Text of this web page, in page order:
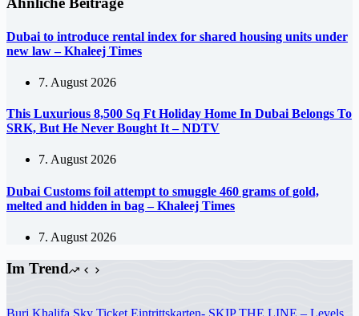
Dubai to introduce rental index for shared housing units under
new law – Khaleej Times
7. August 2026
This Luxurious 8,500 Sq Ft Holiday Home In Dubai Belongs To
SRK, But He Never Bought It – NDTV
7. August 2026
Dubai Customs foil attempt to smuggle 460 grams of gold,
melted and hidden in bag – Khaleej Times
7. August 2026
Im Trend